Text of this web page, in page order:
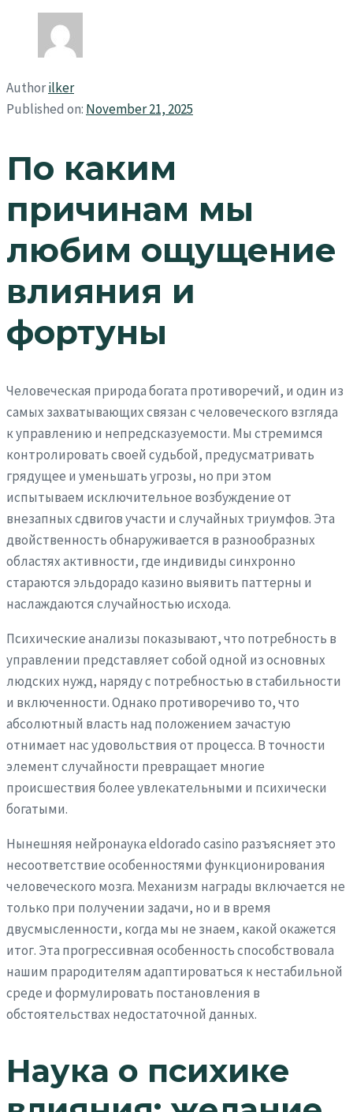
Authorilker
Published on: November 21, 2025
По каким
причинам мы
любим ощущение
влияния и
фортуны
Человеческая природа богата противоречий, и один из
самых захватывающих связан с человеческого взгляда
к управлению и непредсказуемости. Мы стремимся
контролировать своей судьбой, предусматривать
грядущее и уменьшать угрозы, но при этом
испытываем исключительное возбуждение от
внезапных сдвигов участи и случайных триумфов. Эта
двойственность обнаруживается в разнообразных
областях активности, где индивиды синхронно
стараются эльдорадо казино выявить паттерны и
наслаждаются случайностью исхода.
Психические анализы показывают, что потребность в
управлении представляет собой одной из основных
людских нужд, наряду с потребностью в стабильности
и включенности. Однако противоречиво то, что
абсолютный власть над положением зачастую
отнимает нас удовольствия от процесса. В точности
элемент случайности превращает многие
происшествия более увлекательными и психически
богатыми.
Нынешняя нейронаука eldorado casino разъясняет это
несоответствие особенностями функционирования
человеческого мозга. Механизм награды включается не
только при получении задачи, но и в время
двусмысленности, когда мы не знаем, какой окажется
итог. Эта прогрессивная особенность способствовала
нашим прародителям адаптироваться к нестабильной
среде и формулировать постановления в
обстоятельствах недостаточной данных.
Наука о психике